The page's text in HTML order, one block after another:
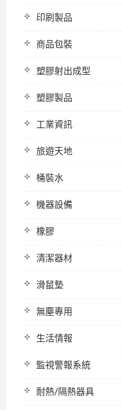
印刷製品
商品包裝
塑膠射出成型
塑膠製品
工業資訊
旅遊天地
桶裝水
機器設備
橡膠
清潔器材
滑鼠墊
無塵專用
生活情報
監視警報系統
耐熱/隔熱器具